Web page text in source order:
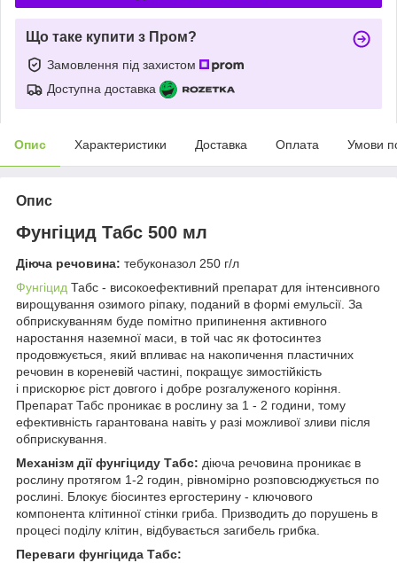
Що таке купити з Пром?
Замовлення під захистом
Доступна доставка
Опис Характеристики Доставка Оплата Умови
Опис
Фунгіцид Табс 500 мл
Діюча речовина: тебуконазол 250 г/л
Фунгіцид Табс - високоефективний препарат для інтенсивного
вирощування озимого ріпаку, поданий в формі емульсії. За
обприскуванням буде помітно припинення активного
наростання наземної маси, в той час як фотосинтез
продовжується, який впливає на накопичення пластичних
речовин в кореневій частині, покращує зимостійкість
і прискорює ріст довгого і добре розгалуженого коріння.
Препарат Табс проникає в рослину за 1 - 2 години, тому
ефективність гарантована навіть у разі можливої зливи після
обприскування.
Механізм дії фунгіциду Табс: діюча речовина проникає в
рослину протягом 1-2 годин, рівномірно розповсюджується по
рослині. Блокує біосинтез ергостерину - ключового
компонента клітинної стінки гриба. Призводить до порушень в
процесі поділу клітин, відбувається загибель грибка.
Переваги фунгіцида Табс: